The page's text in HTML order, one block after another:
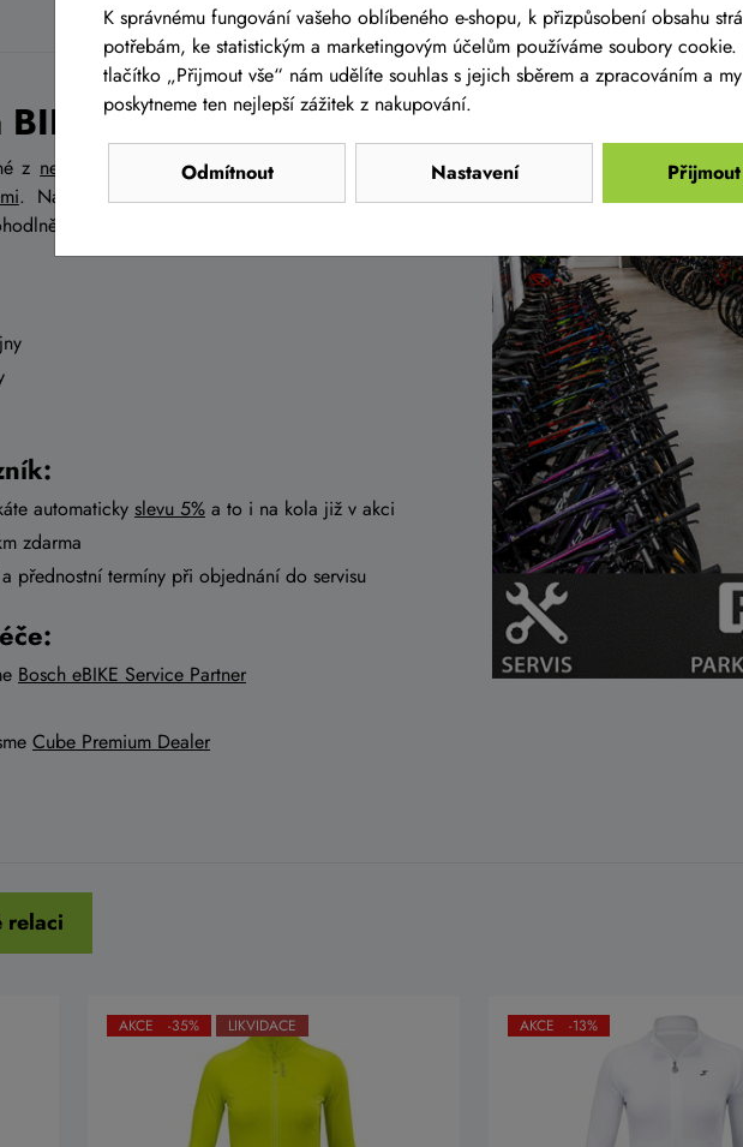
LIFE.CZ
z největších kamenných prodejen
. Najdete nás v Brně Tuřanech, nedaleko od
dostanete jak od Prahy, tak i od Olomouce
automaticky slevu 5% a to i na kola již v akci
zdarma
přednostní termíny při objednání do servisu
Bosch eBIKE Service Partner
Cube Premium Dealer
relaci
AKCE -35% LIKVIDACE AKCE -13%
K správnému fungování vašeho oblíbeného e-shopu, k přizpůsobení obsahu
potřebám, ke statistickým a marketingovým účelům používáme soubory
tlačítko „Přijmout vše“ nám udělíte souhlas s jejich sběrem a zpracováním a
poskytneme ten nejlepší zážitek z nakupování.
Odmítnout Nastavení